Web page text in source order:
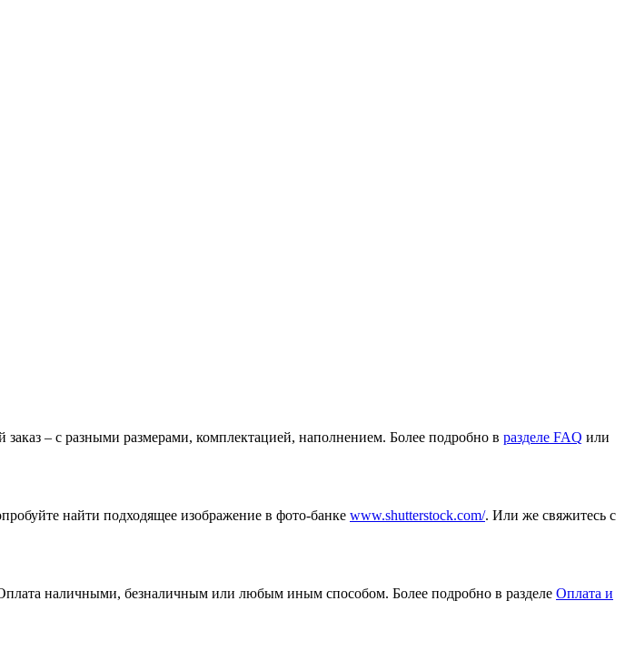
– с разными размерами, комплектацией, наполнением. Более подробно в разделе FAQ или
найти подходящее изображение в фото-банке www.shutterstock.com/. Или же свяжитесь с
наличными, безналичным или любым иным способом. Более подробно в разделе Оплата и